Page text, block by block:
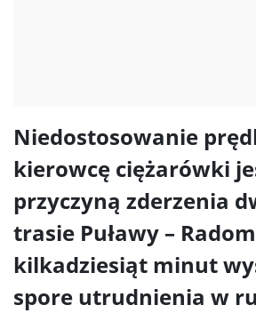
Niedostosowanie
kierowcę ciężarówki
przyczyną zderzenia
trasie Puławy –
kilkadziesiąt minut
spore utrudnienia w